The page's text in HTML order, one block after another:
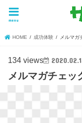
menu
HOME 成功体験 メルマガ
134 views
メルマガチェッ